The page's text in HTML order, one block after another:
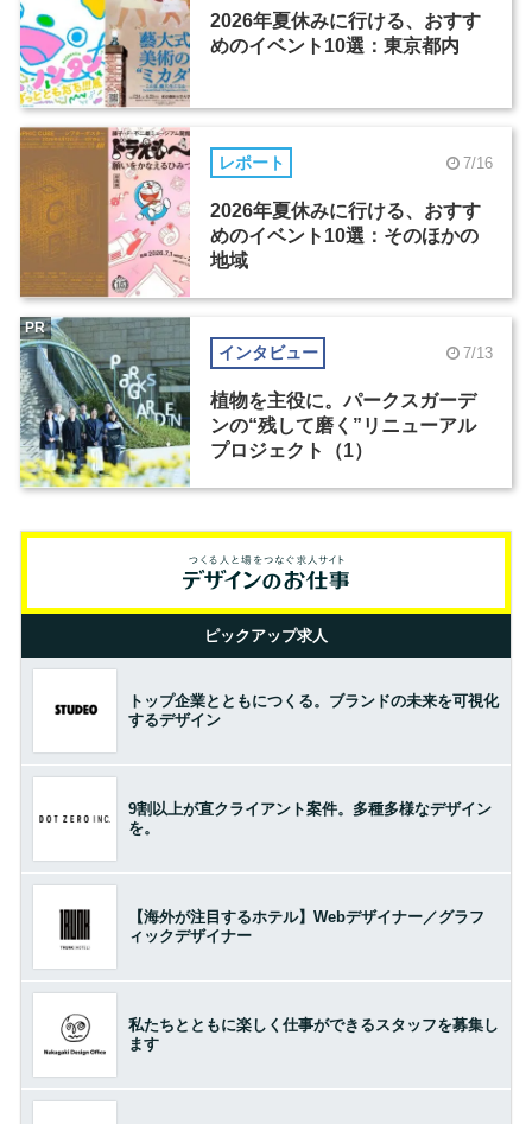
2026年夏休みに行ける、おすす
めのイベント10選：東京都内
レポート 7/16
2026年夏休みに行ける、おすす
めのイベント10選：そのほかの
地域
インタビュー 7/13
植物を主役に。パークスガーデ
ンの“残して磨く”リニューアル
プロジェクト（1）
PR
ピックアップ求人
トップ企業とともにつくる。ブランドの未来を可視化
するデザイン
9割以上が直クライアント案件。多種多様なデザイン
を。
【海外が注目するホテル】Webデザイナー／グラフ
ィックデザイナー
私たちとともに楽しく仕事ができるスタッフを募集し
ます